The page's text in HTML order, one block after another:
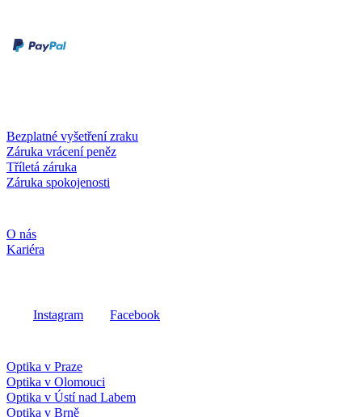
Bezplatné vyšetření zraku
Záruka vrácení peněz
Tříletá záruka
Záruka spokojenosti
O nás
Kariéra
Instagram Facebook
Optika v Praze
Optika v Olomouci
Optika v Ústí nad Labem
Optika v Brně